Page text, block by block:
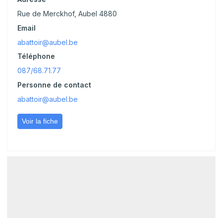
Rue de Merckhof, Aubel 4880
Email
abattoir@aubel.be
Téléphone
087/68.71.77
Personne de contact
abattoir@aubel.be
Voir la fiche